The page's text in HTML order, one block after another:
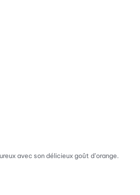
avec son délicieux goût d’orange.